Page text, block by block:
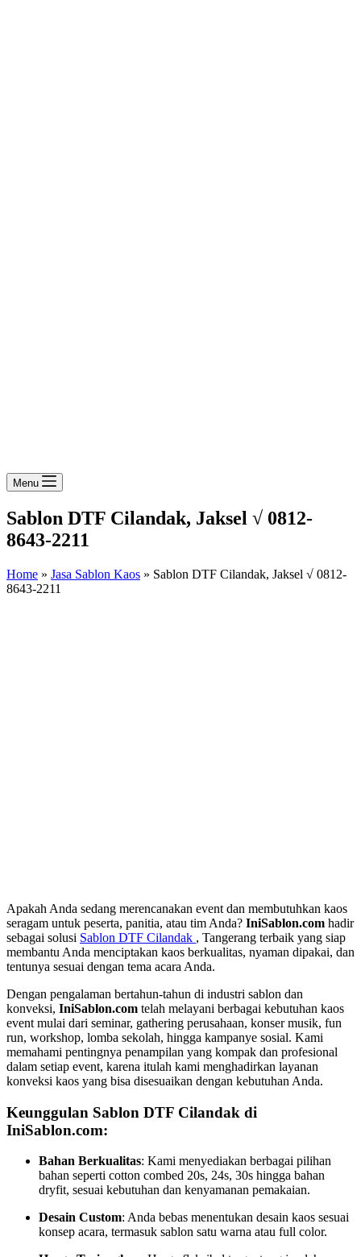
Menu
Sablon DTF Cilandak, Jaksel √ 0812-
8643-2211
Home » Jasa Sablon Kaos » Sablon DTF Cilandak, Jaksel √ 0812-
8643-2211
Apakah Anda sedang merencanakan event dan membutuhkan kaos
seragam untuk peserta, panitia, atau tim Anda? IniSablon.com hadir
sebagai solusi Sablon DTF Cilandak , Tangerang terbaik yang siap
membantu Anda menciptakan kaos berkualitas, nyaman dipakai, dan
tentunya sesuai dengan tema acara Anda.
Dengan pengalaman bertahun-tahun di industri sablon dan
konveksi, IniSablon.com telah melayani berbagai kebutuhan kaos
event mulai dari seminar, gathering perusahaan, konser musik, fun
run, workshop, lomba sekolah, hingga kampanye sosial. Kami
memahami pentingnya penampilan yang kompak dan profesional
dalam setiap event, karena itulah kami menghadirkan layanan
konveksi kaos yang bisa disesuaikan dengan kebutuhan Anda.
Keunggulan Sablon DTF Cilandak di
IniSablon.com:
Bahan Berkualitas: Kami menyediakan berbagai pilihan
bahan seperti cotton combed 20s, 24s, 30s hingga bahan
dryfit, sesuai kebutuhan dan kenyamanan pemakaian.
Desain Custom: Anda bebas menentukan desain kaos sesuai
konsep acara, termasuk sablon satu warna atau full color.